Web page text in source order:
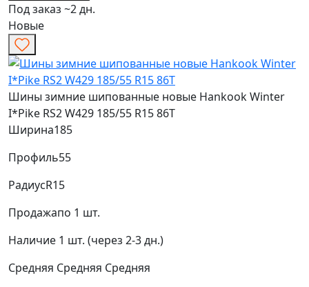
Под заказ ~2 дн.
Новые
Шины зимние шипованные новые Hankook Winter
I*Pike RS2 W429 185/55 R15 86T
Ширина185
Профиль55
РадиусR15
Продажапо 1 шт.
Наличие 1 шт. (через 2-3 дн.)
Средняя Средняя Средняя